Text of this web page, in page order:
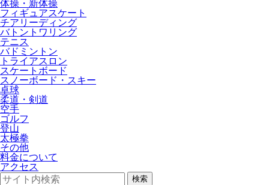
体操・新体操
フィギュアスケート
チアリーディング
バトントワリング
テニス
バドミントン
トライアスロン
スケートボード
スノーボード・スキー
卓球
柔道・剣道
空手
ゴルフ
登山
太極拳
その他
料金について
アクセス
検索